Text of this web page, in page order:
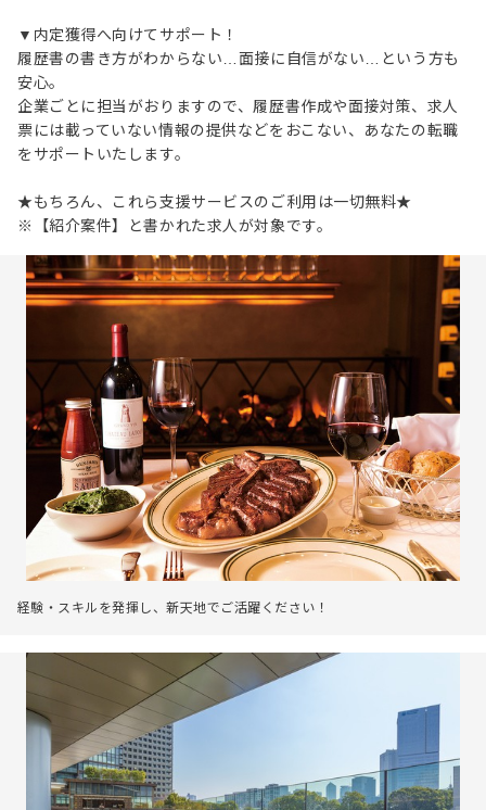
▼内定獲得へ向けてサポート！
履歴書の書き方がわからない…面接に自信がない…という方も
安心。
企業ごとに担当がおりますので、履歴書作成や面接対策、求人
票には載っていない情報の提供などをおこない、あなたの転職
をサポートいたします。
★もちろん、これら支援サービスのご利用は一切無料★
※【紹介案件】と書かれた求人が対象です。
経験・スキルを発揮し、新天地でご活躍ください！